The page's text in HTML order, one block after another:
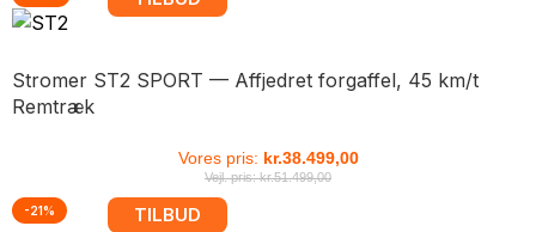
Stromer ST2 SPORT — Affjedret forgaffel, 45 km/t
Remtræk
Vejl. pris: kr.51.499,00
Vores pris: kr.38.499,00
-21% TILBUD